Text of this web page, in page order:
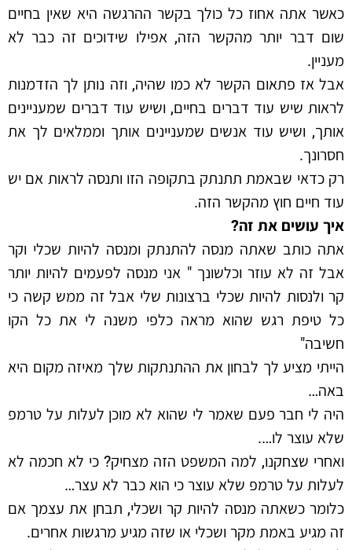
כאשר אתה אחוז כל כולך בקשר ההרגשה היא שאין בחיים
שום דבר יותר מהקשר הזה, אפילו שידוכים זה כבר לא
מעניין.
אבל אז פתאום הקשר לא כמו שהיה, וזה נותן לך הזדמנות
לראות שיש עוד דברים בחיים, ושיש עוד דברים שמעניינים
אותך, ושיש עוד אנשים שמעניינים אותך וממלאים לך את
חסרונך.
רק כדאי שבאמת תתנתק בתקופה הזו ותנסה לראות אם יש
עוד חיים חוץ מהקשר הזה.
איך עושים את זה?
אתה כותב שאתה מנסה להתנתק ומנסה להיות שכלי וקר
אבל זה לא עוזר וכלשונך " אני מנסה לפעמים להיות יותר
קר ולנסות להיות שכלי ברצונות שלי אבל זה ממש קשה כי
כל טיפת רגש שהוא מראה כלפי משנה לי את כל הקו
חשיבה"
הייתי מציע לך לבחון את ההתנתקות שלך מאיזה מקום היא
באה…
היה לי חבר פעם שאמר לי שהוא לא מוכן לעלות על טרמפ
שלא עוצר לו….
ואחרי שצחקנו, למה המשפט הזה מצחיק? כי לא חכמה לא
לעלות על טרמפ שלא עוצר כי הוא כבר לא עצר…
כלומר כשאתה מנסה להיות קר ושכלי, תבחן את עצמך אם
זה מגיע באמת מקר ושכלי או שזה מגיע מרגשות אחרים.